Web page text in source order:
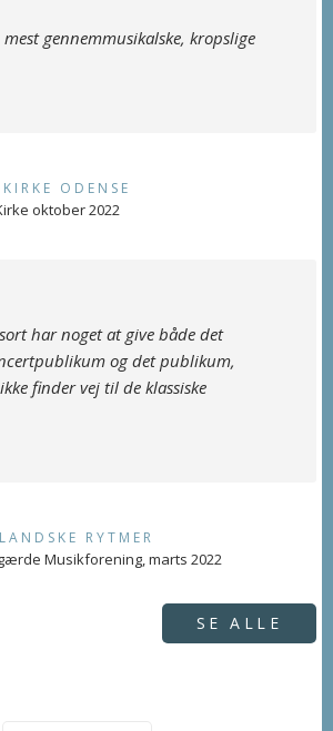
gennemmusikalske, kropslige
ODENSE
oktober 2022
har noget at give både det
og det publikum,
finder vej til de klassiske
RYTMER
Musikforening, marts 2022
SE ALLE